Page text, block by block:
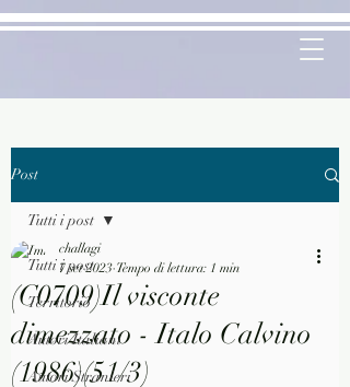
Post
Tutti i post
Territorio
Autori Italiani
Autori Stranieri
Tutti i post
(C0709)Il visconte
dimezzato - Italo Calvino
(1986)(51/3)
challagi
7 set 2023 Tempo di lettura: 1 min